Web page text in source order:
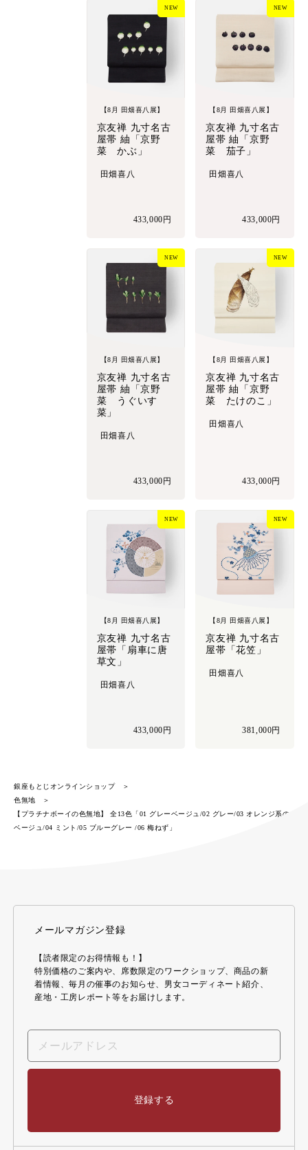
【8月 田畑喜八展】
京友禅 九寸名古
屋帯 紬「京野
菜 かぶ」
田畑喜八
433,000円
NEW
【8月 田畑喜八展】
京友禅 九寸名古
屋帯 紬「京野
菜 茄子」
田畑喜八
433,000円
NEW
【8月 田畑喜八展】
京友禅 九寸名古
屋帯 紬「京野
菜 うぐいす
菜」
田畑喜八
433,000円
NEW
【8月 田畑喜八展】
京友禅 九寸名古
屋帯 紬「京野
菜 たけのこ」
田畑喜八
433,000円
NEW
【8月 田畑喜八展】
京友禅 九寸名古
屋帯「扇車に唐
草文」
田畑喜八
433,000円
NEW
【8月 田畑喜八展】
京友禅 九寸名古
屋帯「花笠」
田畑喜八
381,000円
NEW
銀座もとじオンラインショップ
色無地
【プラチナボーイの色無地】 全13色「01 グレーベージュ/02 グレー/03 オレンジ系の
ベージュ/04 ミント/05 ブルーグレー /06 梅ねず」
メールマガジン登録
【読者限定のお得情報も！】
特別価格のご案内や、席数限定のワークショップ、商品の新
着情報、毎月の催事のお知らせ、男女コーディネート紹介、
産地・工房レポート等をお届けします。
登録する